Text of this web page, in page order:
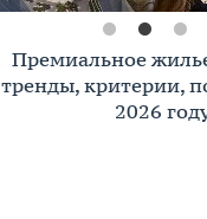
Премиальное
тренды, критерии,
2026